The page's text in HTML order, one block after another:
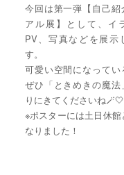
今回は第一弾【自己紹
アル展】として、イ
PV、写真などを展示
す。
可愛い空間になってい
ぜひ「ときめきの魔法
りにきてくださいね🪄🤍
※ポスターには土日休
なりました！